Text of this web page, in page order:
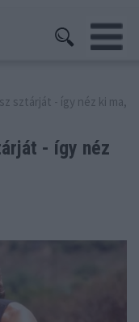
sztárját - így néz ki ma,
- így néz